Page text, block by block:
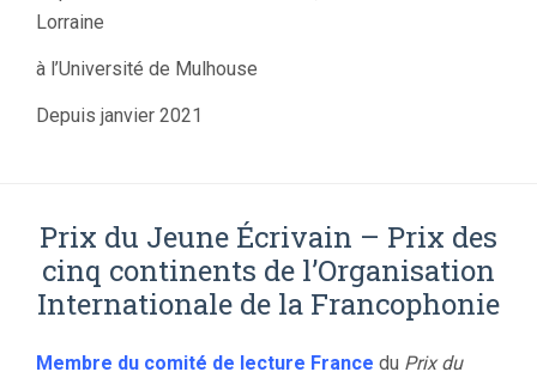
Lorraine
à l’Université de Mulhouse
Depuis janvier 2021
Prix du Jeune Écrivain – Prix des
cinq continents de l’Organisation
Internationale de la Francophonie
Membre du comité de lecture France du Prix du